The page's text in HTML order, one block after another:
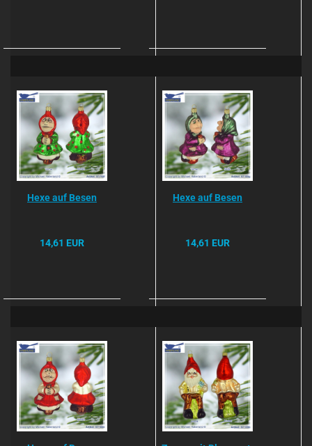
Hexe auf Besen
14,61 EUR
Hexe auf Besen
14,61 EUR